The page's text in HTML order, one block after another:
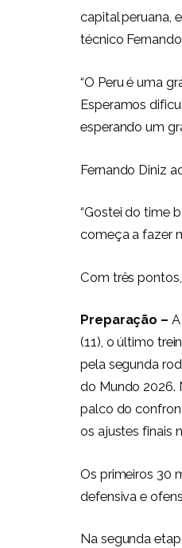
capital peruana,
técnico
“O Peru é uma
Esperamos
esperando um
Fernando Diniz
“Gostei do time
começa a fazer
Com três
Preparação –
(11), o último
pela segunda
do Mundo 2026.
palco do
os ajustes finais
Os primeiros 30
defensiva e
Na segunda